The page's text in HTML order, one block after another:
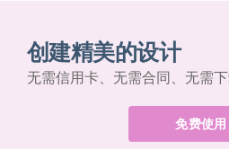
创建精美的设计
无需信用卡、无需合同、无需下
免费使用